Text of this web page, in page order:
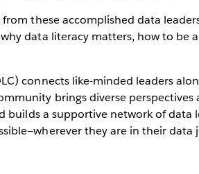
these accomplished data
data literacy matters, how to be
connects like-minded leaders
brings diverse perspectives
builds a supportive network of data
they are in their data